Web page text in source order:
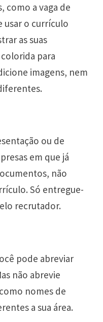
como a vaga de
usar o currículo
as suas
para
imagens, nem
ou de
em que já
não
Só entregue-
recrutador.
pode abreviar
não abrevie
nomes de
a sua área.